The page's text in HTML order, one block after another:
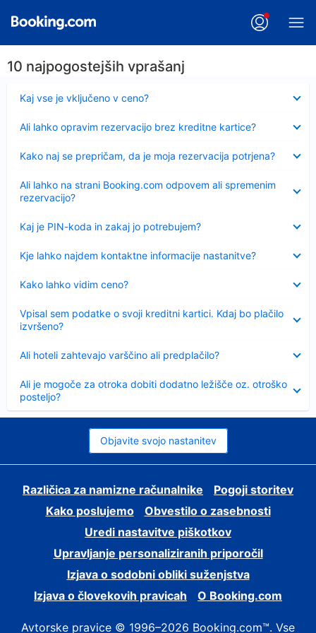
10 najpogostejših vprašanj
Kaj vse je vključeno v ceno?
Ali lahko opravim rezervacijo brez kreditne kartice?
Kako naj se prepričam, da je moja rezervacija potrjena?
Ali lahko na strani Booking.com odpovem ali spremenim
rezervacijo?
Kaj je PIN-koda in zakaj jo potrebujem?
Kje lahko najdem kontaktne informacije nastanitve?
Kako lahko vidim ceno?
Vpisal sem podatke o svoji kreditni kartici. Kdaj bo plačilo
izvršeno?
Ali hoteli zahtevajo varščino ali predplačilo?
Ali je mogoče za otroka dobiti dodatno ležišče oz. otroško
posteljo?
Objavite svojo nastanitev
Različica za namizne računalnike
Pogoji storitev
Kako poslujemo
Obvestilo o zasebnosti
Uredi nastavitve piškotkov
Upravljanje personaliziranih priporočil
Izjava o sodobni obliki suženjstva
Izjava o človekovih pravicah
O Booking.com
Avtorske pravice © 1996–2026 Booking.com™. Vse